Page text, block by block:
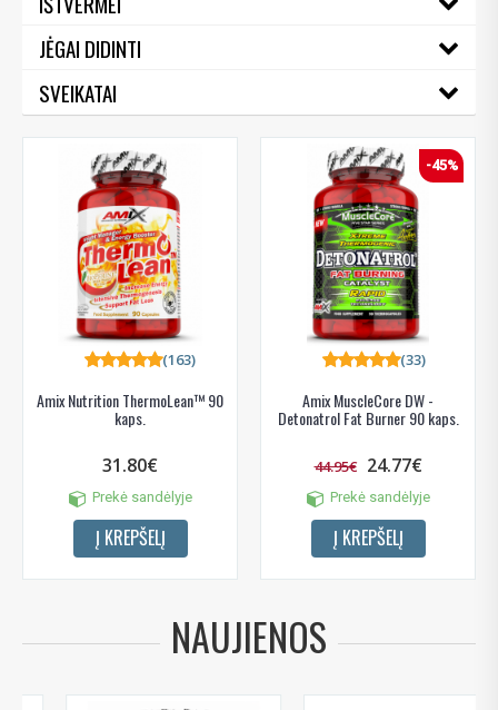
JĖGAI DIDINTI
SVEIKATAI
Amix Nutrition ThermoLean™ 90
kaps.
31.80€
Prekė sandėlyje
(163)
Į KREPŠELĮ
-45%
Amix MuscleCore DW -
Detonatrol Fat Burner 90 kaps.
44.95€ 24.77€
Prekė sandėlyje
(33)
Į KREPŠELĮ
NAUJIENOS